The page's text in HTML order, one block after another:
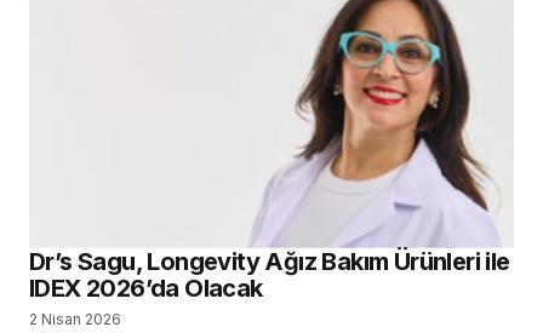
Dr’s Sagu, Longevity Ağız Bakım Ürünleri ile
IDEX 2026’da Olacak
2 Nisan 2026